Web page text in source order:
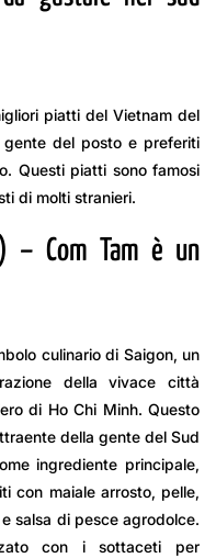
piatti del Vietnam del
gente del posto e preferiti
Questi piatti sono famosi
di molti stranieri.
– Com Tam è un
culinario di Saigon, un
della vivace città
di Ho Chi Minh. Questo
della gente del Sud
ingrediente principale,
con maiale arrosto, pelle,
salsa di pesce agrodolce.
con i sottaceti per